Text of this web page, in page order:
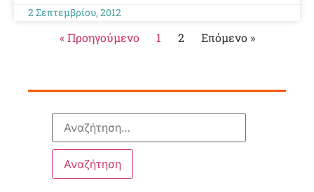
2 Σεπτεμβρίου, 2012
« Προηγούμενο 1 2 Επόμενο »